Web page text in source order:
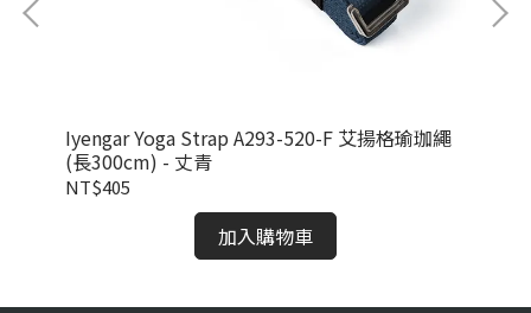
Iyengar Yoga Strap A293-520-F 艾揚格瑜珈繩
(長300cm) - 丈青
NT$405
加入購物車